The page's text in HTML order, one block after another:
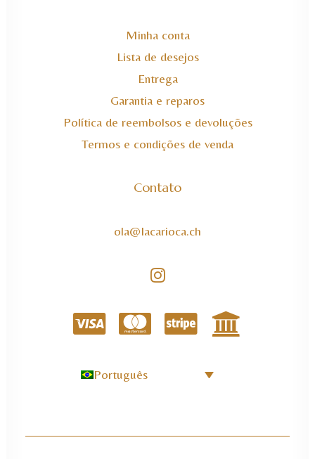
Minha conta
Lista de desejos
Entrega
Garantia e reparos
Política de reembolsos e devoluções
Termos e condições de venda
Contato
ola@lacarioca.ch
Português